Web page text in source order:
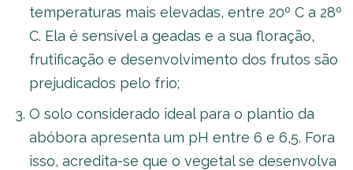
temperaturas mais elevadas, entre 20º C a 28º
C. Ela é sensível a geadas e a sua floração,
frutificação e desenvolvimento dos frutos são
prejudicados pelo frio;
O solo considerado ideal para o plantio da
abóbora apresenta um pH entre 6 e 6,5. Fora
isso, acredita-se que o vegetal se desenvolva